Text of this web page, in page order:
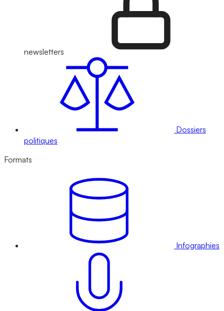
newsletters
Dossiers
politiques
Formats
Infographies